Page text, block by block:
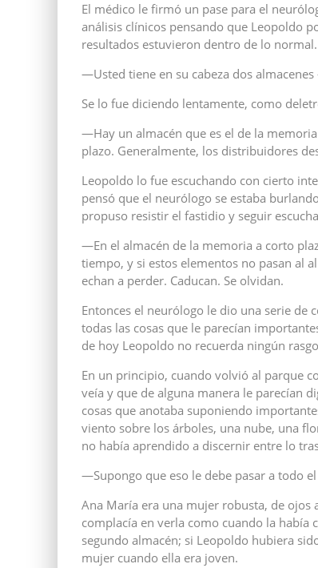
El médico le firmó un pase para el
análisis clínicos pensando que Leopoldo
resultados estuvieron dentro de lo
—Usted tiene en su cabeza dos
Se lo fue diciendo lentamente, como
—Hay un almacén que es el de la
plazo. Generalmente, los distribuidores
Leopoldo lo fue escuchando con cierto
pensó que el neurólogo se estaba
propuso resistir el fastidio y seguir
—En el almacén de la memoria a corto
tiempo, y si estos elementos no pasan al
echan a perder. Caducan. Se olvidan.
Entonces el neurólogo le dio una serie de
todas las cosas que le parecían
de hoy Leopoldo no recuerda ningún
En un principio, cuando volvió al parque
veía y que de alguna manera le parecían
cosas que anotaba suponiendo
viento sobre los árboles, una nube, una
no había aprendido a discernir entre lo
—Supongo que eso le debe pasar a todo
Ana María era una mujer robusta, de ojos
complacía en verla como cuando la había
segundo almacén; si Leopoldo hubiera
mujer cuando ella era joven.